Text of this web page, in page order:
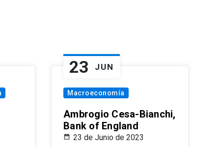
23 JUN
Macroeconomía
Ambrogio Cesa-Bianchi,
Bank of England
23 de Junio de 2023